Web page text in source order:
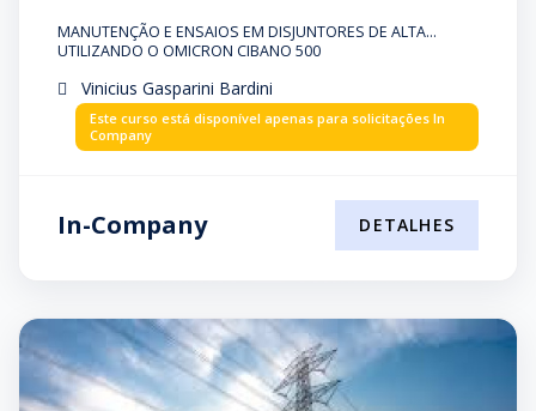
MANUTENÇÃO E ENSAIOS EM DISJUNTORES DE ALTA
TENSÃO
UTILIZANDO O OMICRON CIBANO 500
Vinicius Gasparini Bardini
Este curso está disponível apenas para solicitações In
Company
In-Company DETALHES